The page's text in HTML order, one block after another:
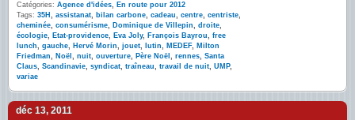
Catégories: Agence d'idées, En route pour 2012
Tags: 35H , assistanat, bilan carbone, cadeau, centre, centriste,
cheminée, consumérisme, Dominique de Villepin, droite,
écologie, Etat-providence, Eva Joly, François Bayrou, free
lunch, gauche, Hervé Morin, jouet, lutin, MEDEF, Milton
Friedman, Noël , nuit, ouverture, Père Noël , rennes, Santa
Claus, Scandinavie, syndicat, traîneau, travail de nuit, UMP,
variae
déc 13, 2011